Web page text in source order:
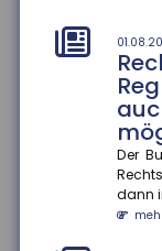
Der
dann
die
Die
mehr...
28.07.2026